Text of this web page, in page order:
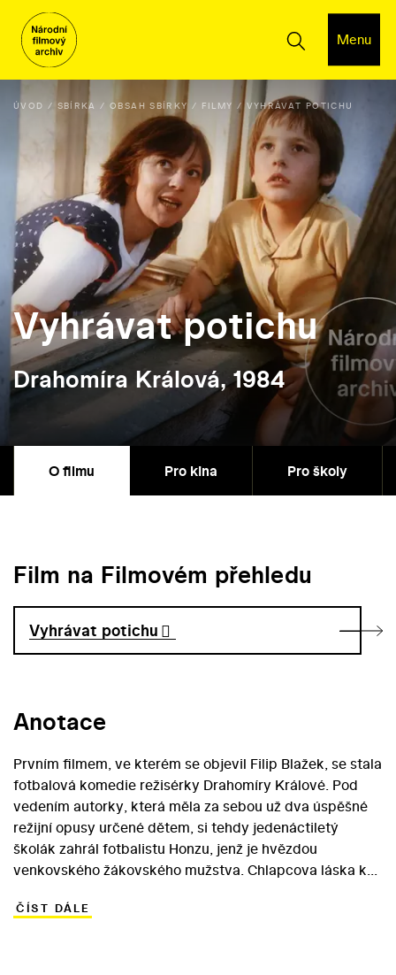
Menu
ÚVOD SBÍRKA OBSAH SBÍRKY FILMY VYHRÁVAT POTICHU
Vyhrávat potichu
Drahomíra Králová, 1984
O filmu Pro kina Pro školy
Film na Filmovém přehledu
Vyhrávat potichu
Anotace
Prvním filmem, ve kterém se objevil Filip Blažek, se stala
fotbalová komedie režisérky Drahomíry Králové. Pod
vedením autorky, která měla za sebou už dva úspěšné
režijní opusy určené dětem, si tehdy jedenáctiletý
školák zahrál fotbalistu Honzu, jenž je hvězdou
venkovského žákovského mužstva. Chlapcova láska k
jeho otce těžce urazí místní opilec Ferenc. Dětská parta
ČÍST DÁLE